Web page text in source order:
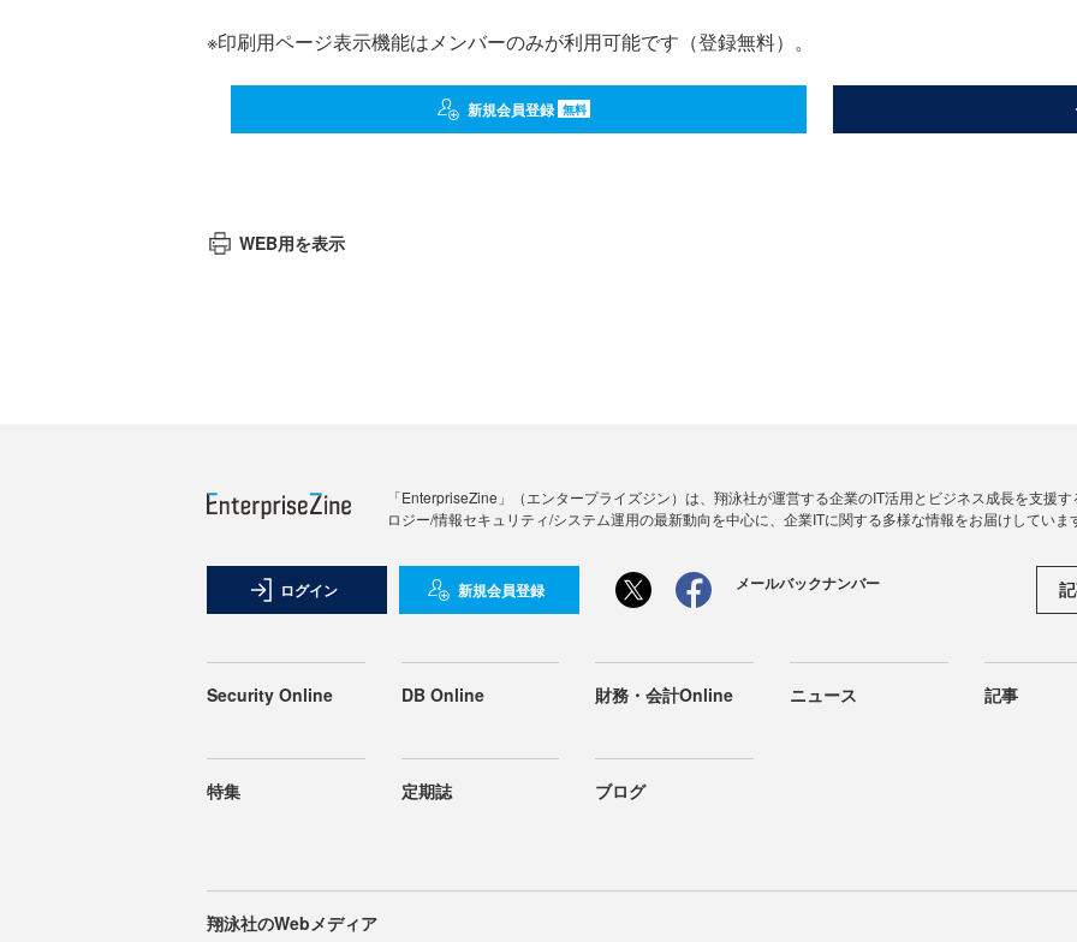
※印刷用ページ表示機能はメンバーのみが利用可能です（登録無料）。
新規会員登録 無料
WEB用を表示
「EnterpriseZine」（エンタープライズジン）は、翔泳社が運営する企業のIT活用とビジネス成長を支援
ロジー/情報セキュリティ/システム運用の最新動向を中心に、企業ITに関する多様な情報をお届けしていま
ログイン 新規会員登録 メールバックナンバー
Security Online DB Online 財務・会計Online ニュース 記事
特集 定期誌 ブログ
翔泳社のWebメディア